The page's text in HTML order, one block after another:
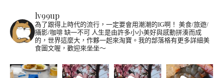
lv99up
為了跟得上時代的流行，一定要會用潮潮的IG啊！ 美食/旅遊/
攝影/咖啡 缺一不可 人生是由許多小小美好與感動拼湊而成
的，世界這麼大，作夥一起來淘寶。我的部落格有更多詳細美
食圖文喔，歡迎來坐坐～